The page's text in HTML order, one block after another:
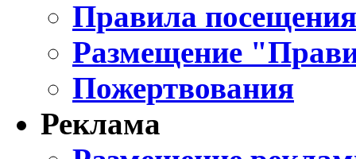
Правила
Размещение
Пожертвования
Реклама